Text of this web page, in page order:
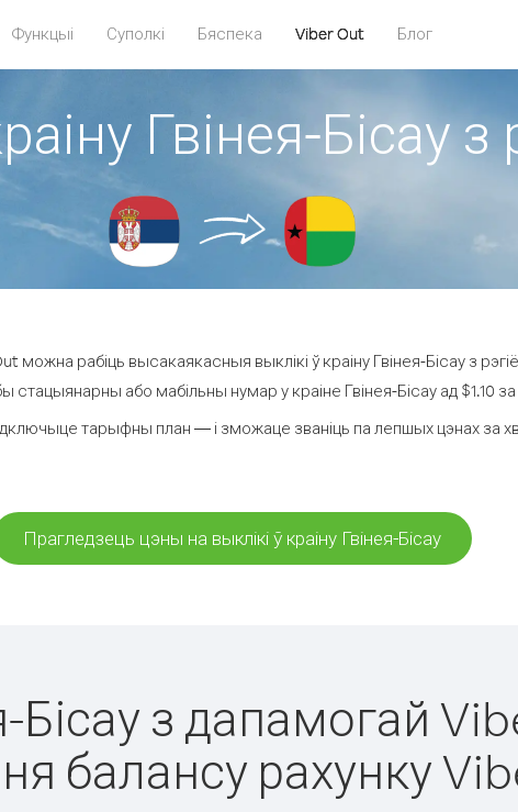
Функцыі Суполкі Бяспека Viber Out Блог
Гвінея-Бісау з
можна рабіць высакаякасныя выклікі ў краіну Гвінея-Бісау з
стацыянарны або мабільны нумар у краіне Гвінея-Бісау ад $1.10 за
тарыфны план — і зможаце званіць па лепшых цэнах за
Прагледзець цэны на выклікі ў краіну Гвінея-Бісау
Бісау з дапамогай
балансу рахунку